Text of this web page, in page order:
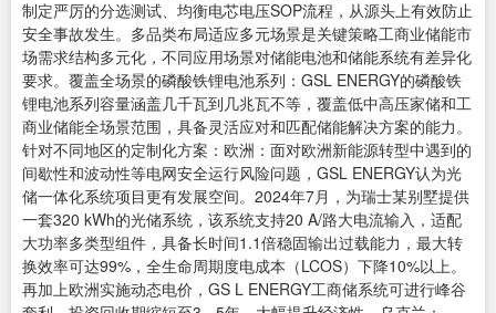
制定严厉的分选测试、均衡电芯电压SOP流程，从源头上有效防止
安全事故发生。多品类布局适应多元场景是关键策略工商业储能市
场需求结构多元化，不同应用场景对储能电池和储能系统有差异化
要求。覆盖全场景的磷酸铁锂电池系列：GSL ENERGY的磷酸铁
锂电池系列容量涵盖几千瓦到几兆瓦不等，覆盖低中高压家储和工
商业储能全场景范围，具备灵活应对和匹配储能解决方案的能力。
针对不同地区的定制化方案：欧洲：面对欧洲新能源转型中遇到的
间歇性和波动性等电网安全运行风险问题，GSL ENERGY认为光
储一体化系统项目更有发展空间。2024年7月，为瑞士某别墅提供
一套320 kWh的光储系统，该系统支持20 A/路大电流输入，适配
大功率多类型组件，具备长时间1.1倍稳固输出过载能力，最大转
换效率可达99%，全生命周期度电成本（LCOS）下降10%以上。
再加上欧洲实施动态电价，GS L ENERGY工商储系统可进行峰谷